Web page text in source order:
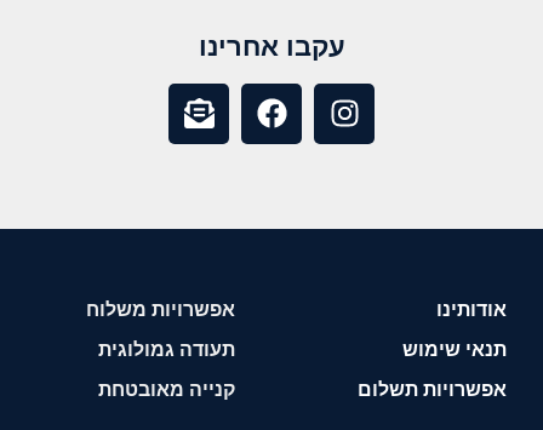
עקבו אחרינו
אודותינו
תנאי שימוש
אפשרויות תשלום
אפשרויות משלוח
תעודה גמולוגית
קנייה מאובטחת